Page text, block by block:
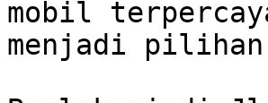
mobil
menjadi